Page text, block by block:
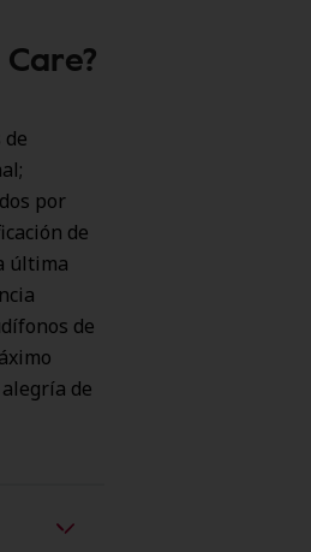
por
de
última
de
de